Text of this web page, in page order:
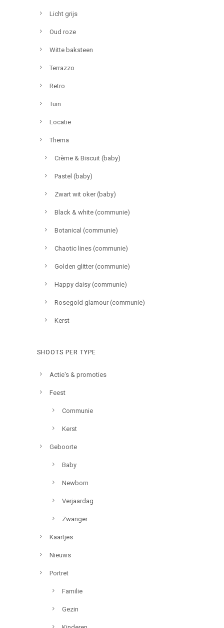
Licht grijs
Oud roze
Witte baksteen
Terrazzo
Retro
Tuin
Locatie
Thema
Crème & Biscuit (baby)
Pastel (baby)
Zwart wit oker (baby)
Black & white (communie)
Botanical (communie)
Chaotic lines (communie)
Golden glitter (communie)
Happy daisy (communie)
Rosegold glamour (communie)
Kerst
SHOOTS PER TYPE
Actie's & promoties
Feest
Communie
Kerst
Geboorte
Baby
Newborn
Verjaardag
Zwanger
Kaartjes
Nieuws
Portret
Familie
Gezin